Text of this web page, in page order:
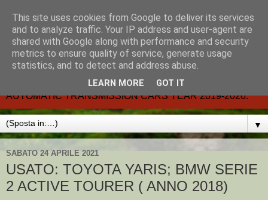
CARMATIC-®-All about
automatic cars.
Dal 2002- email.-marcvent@inwind.it.- NEW BOOK-
AUTOMATIC TRANSMISSION CARS YEAR 2019-2020.
▼
SABATO 24 APRILE 2021
USATO: TOYOTA YARIS; BMW SERIE
2 ACTIVE TOURER ( ANNO 2018)
This site uses cookies from Google to deliver its services
and to analyze traffic. Your IP address and user-agent are
shared with Google along with performance and security
metrics to ensure quality of service, generate usage
statistics, and to detect and address abuse.
LEARN MORE GOT IT